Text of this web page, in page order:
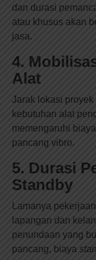
dan durasi
atau khusus akan
jasa.
4.
Alat
Jarak lokasi
kebutuhan alat
memengaruhi
pancang vibro.
5. Durasi
Standby
Lamanya
lapangan dan
penundaan yang
pancang, biaya